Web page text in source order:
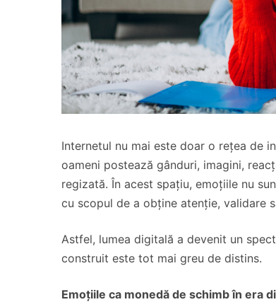
Internetul nu mai este doar o rețea de
oameni postează gânduri, imagini,
regizată. În acest spațiu, emoțiile nu
cu scopul de a obține atenție, validare
Astfel, lumea digitală a devenit un
construit este tot mai greu de distins.
Emoțiile ca monedă de schimb în era